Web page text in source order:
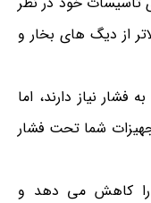
از دیگ های بخار و
نیاز دارند، اما
شما تحت فشار
را کاهش می دهد و